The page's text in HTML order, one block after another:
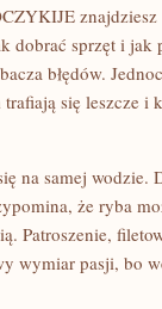
dobrać sprzęt i jak
błędów.
się leszcze i
na samej wodzie.
że ryba
Patroszenie,
wymiar pasji, bo